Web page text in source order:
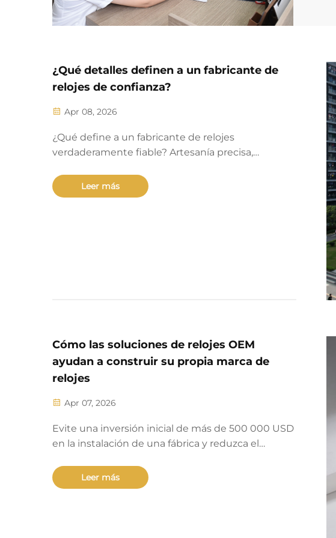
¿Qué detalles definen a un fabricante de
relojes de confianza?
Apr 08, 2026
¿Qué define a un fabricante de relojes
verdaderamente fiable? Artesanía precisa,
certificaciones de terceros y soporte vitalicio.
Descubra los estándares verificados.
Leer más
Cómo las soluciones de relojes OEM
ayudan a construir su propia marca de
relojes
Apr 07, 2026
Evite una inversión inicial de más de 500 000 USD
en la instalación de una fábrica y reduzca el
semanas. Los socios OEM de relojes ofrecen
calidad certificada ISO, personalización completa y
Leer más